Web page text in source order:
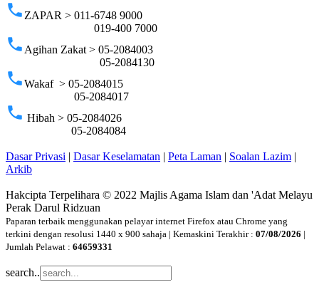
phone ZAPAR > 011-6748 9000
019-400 7000
phone Agihan Zakat > 05-2084003
05-2084130
phoneWakaf > 05-2084015
05-2084017
phone Hibah > 05-2084026
05-2084084
Dasar Privasi | Dasar Keselamatan | Peta Laman | Soalan Lazim |
Arkib
Hakcipta Terpelihara © 2022 Majlis Agama Islam dan 'Adat Melayu
Perak Darul Ridzuan
Paparan terbaik menggunakan pelayar internet Firefox atau Chrome yang
terkini dengan resolusi 1440 x 900 sahaja | Kemaskini Terakhir : 07/08/2026 |
Jumlah Pelawat : 64659331
search..